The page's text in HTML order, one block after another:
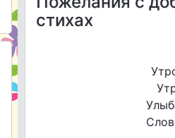
стихах